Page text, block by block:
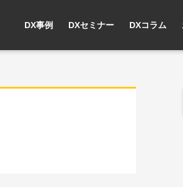
DX事例 DXセミナー DXコラム